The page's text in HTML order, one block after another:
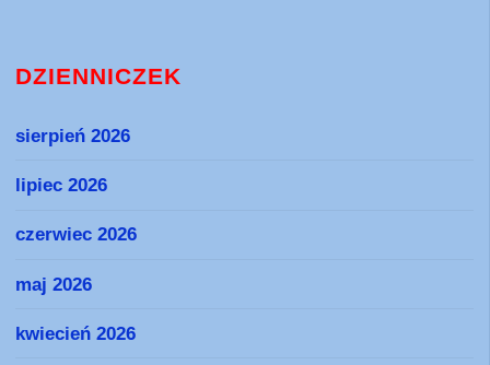
DZIENNICZEK
sierpień 2026
lipiec 2026
czerwiec 2026
maj 2026
kwiecień 2026